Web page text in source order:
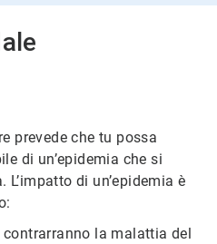
prevede che tu possa
di un’epidemia che si
di un’epidemia è
la malattia del